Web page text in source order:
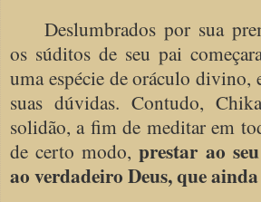
Deslumbrados por sua
os súditos de seu pai
uma espécie de oráculo divino,
suas dúvidas. Contudo,
solidão, a fim de meditar em
de certo modo,prestar ao
ao verdadeiro Deus, que